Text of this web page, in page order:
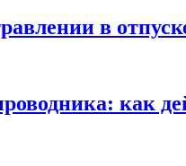
в
как